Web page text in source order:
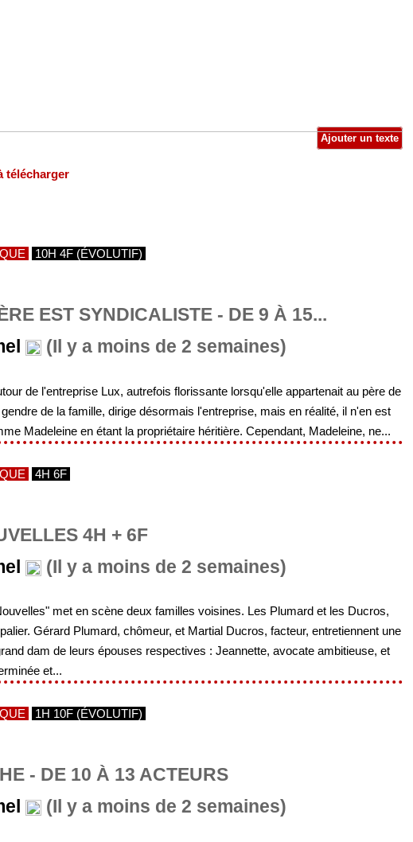
Ajouter un texte
télécharger
10H 4F (ÉVOLUTIF)
EST SYNDICALISTE - DE 9 À 15...
(Il y a moins de 2 semaines)
de l'entreprise Lux, autrefois florissante lorsqu'elle appartenait au père de
de la famille, dirige désormais l'entreprise, mais en réalité, il n'en est
Madeleine en étant la propriétaire héritière. Cependant, Madeleine, ne...
4H 6F
4H + 6F
(Il y a moins de 2 semaines)
met en scène deux familles voisines. Les Plumard et les Ducros,
Gérard Plumard, chômeur, et Martial Ducros, facteur, entretiennent une
dam de leurs épouses respectives : Jeannette, avocate ambitieuse, et
et...
1H 10F (ÉVOLUTIF)
- DE 10 À 13 ACTEURS
(Il y a moins de 2 semaines)